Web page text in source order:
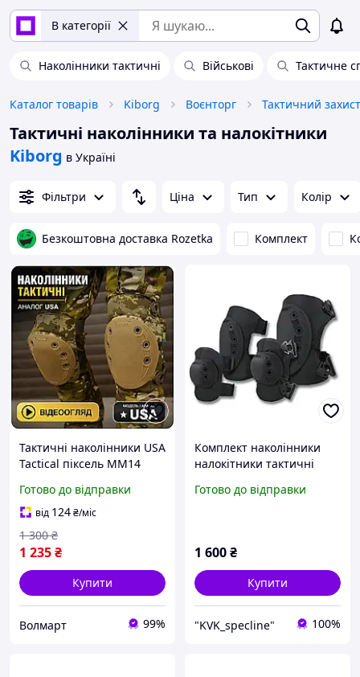
В категорії
Наколінники тактичні Військові Тактичне
Каталог товарів Kiborg Воєнторг Тактичний
Тактичні наколінники та налокітники
Kiborg в Україні
Фільтри Ціна Тип Колір
Безкоштовна доставка Rozetka Комплект
Тактичні наколінники USA
Tactical піксель ММ14
500D IRR
Готово до відправки
від 124₴/міс
1 235₴
1 300 ₴
Купити
Волмарт 99%
Комплект наколінники
налокітники тактичні
Готово до відправки
1 600₴
Купити
"KVK_specline" 100%